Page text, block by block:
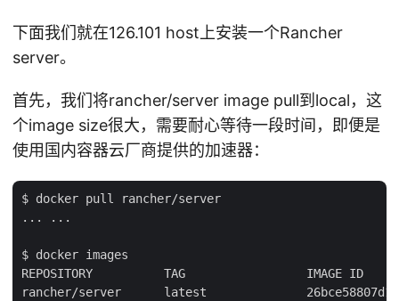
下面我们就在126.101 host上安装一个Rancher
server。
首先，我们将rancher/server image pull到local，这
个image size很大，需要耐心等待一段时间，即便是
使用国内容器云厂商提供的加速器：
$ docker pull rancher/server
... ...
$ docker images
REPOSITORY          TAG                 IMAGE ID